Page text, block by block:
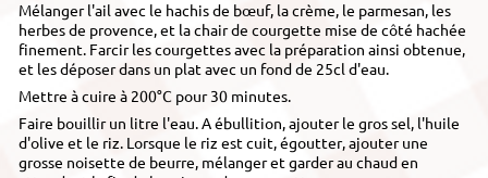
Mélanger l'ail avec le hachis de bœuf, la crème, le parmesan, les
herbes de provence, et la chair de courgette mise de côté hachée
finement. Farcir les courgettes avec la préparation ainsi obtenue,
et les déposer dans un plat avec un fond de 25cl d'eau.
Mettre à cuire à 200°C pour 30 minutes.
Faire bouillir un litre l'eau. A ébullition, ajouter le gros sel, l'huile
d'olive et le riz. Lorsque le riz est cuit, égoutter, ajouter une
grosse noisette de beurre, mélanger et garder au chaud en